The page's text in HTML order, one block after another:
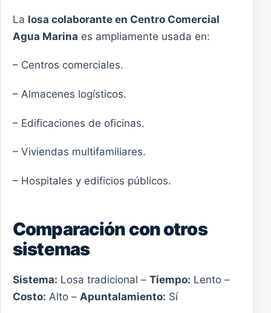
La losa colaborante en Centro Comercial
Agua Marina es ampliamente usada en:
– Centros comerciales.
– Almacenes logísticos.
– Edificaciones de oficinas.
– Viviendas multifamiliares.
– Hospitales y edificios públicos.
Comparación con otros
sistemas
Sistema: Losa tradicional – Tiempo: Lento –
Costo: Alto – Apuntalamiento: Sí